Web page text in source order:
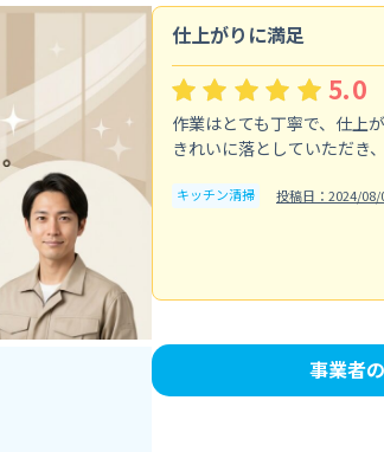
仕上がりに満足
5.0
作業はとても丁寧で、仕上
きれいに落としていただき
キッチン清掃 投稿日：2024/08/
事業者